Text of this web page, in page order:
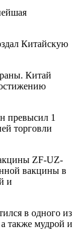
Китайскую
Китай
превысил 1
торговли
ZF-UZ-
вакцины в
и
в одного из
также мудрой и